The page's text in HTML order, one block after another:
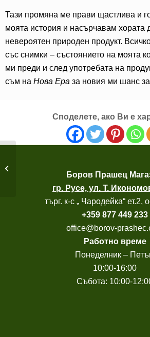
Тази промяна ме прави щастлива и
моята история и насърчавам хората
невероятен природен продукт.
със снимки – състоянието на моята
ми преди и след употребата на
съм на Нова Ера за новия ми шанс
Споделете, ако Ви е
Боров Прашец
гр. Русе, ул. Т.
търг. к-с „ Чародейка“
+359 877 449 233
office@borov-
Работно време
Понеделник –
10:00-16:00
Събота: 10:00-